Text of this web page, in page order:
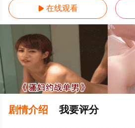
 在线观看
剧情介绍 我要评分